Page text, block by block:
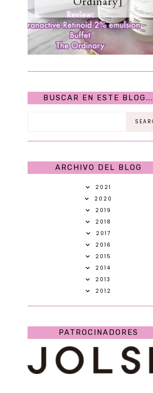
BUSCAR EN ESTE BLOG...
ARCHIVO DEL BLOG
2021
2020
2019
2018
2017
2016
2015
2014
2013
2012
PATROCINADORES